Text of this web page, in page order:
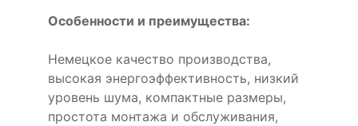
Особенности и преимущества:
Немецкое качество производства,
высокая энергоэффективность, низкий
уровень шума, компактные размеры,
простота монтажа и обслуживания,